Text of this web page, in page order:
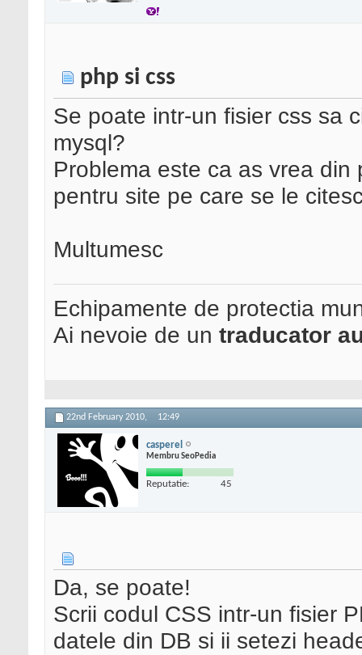
php si css
Se poate intr-un fisier css sa
mysql?
Problema este ca as vrea
pentru site pe care se le
Multumesc
Echipamente de protectia
Ai nevoie de un traducator
22nd February 2010, 12:49
casperel
Membru SeoPedia
Reputatie: 45
Da, se poate!
Scrii codul CSS intr-un fisier
datele din DB si ii setezi